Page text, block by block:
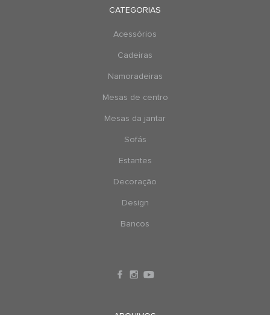
CATEGORIAS
Acessórios
Cadeiras
Namoradeiras
Mesas de centro
Mesas da jantar
Sofás
Estantes
Decoração
Design
Bancos